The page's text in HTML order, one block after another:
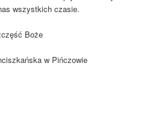
wszystkich czasie.
Boże
w Pińczowie